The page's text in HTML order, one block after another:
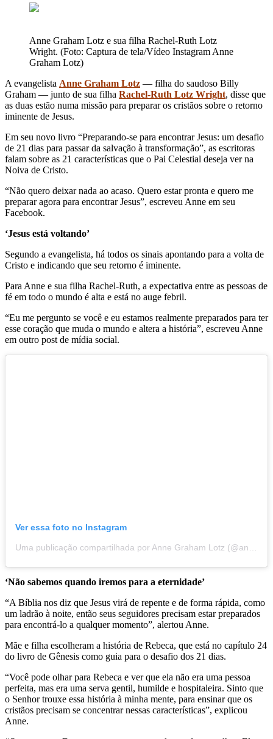
Anne Graham Lotz e sua filha Rachel-Ruth Lotz
Wright. (Foto: Captura de tela/Vídeo Instagram Anne
Graham Lotz)
A evangelista Anne Graham Lotz — filha do saudoso Billy
Graham — junto de sua filha Rachel-Ruth Lotz Wright, disse que
as duas estão numa missão para preparar os cristãos sobre o retorno
iminente de Jesus.
Em seu novo livro “Preparando-se para encontrar Jesus: um desafio
de 21 dias para passar da salvação à transformação”, as escritoras
falam sobre as 21 características que o Pai Celestial deseja ver na
Noiva de Cristo.
“Não quero deixar nada ao acaso. Quero estar pronta e quero me
preparar agora para encontrar Jesus”, escreveu Anne em seu
Facebook.
‘Jesus está voltando’
Segundo a evangelista, há todos os sinais apontando para a volta de
Cristo e indicando que seu retorno é iminente.
Para Anne e sua filha Rachel-Ruth, a expectativa entre as pessoas de
fé em todo o mundo é alta e está no auge febril.
“Eu me pergunto se você e eu estamos realmente preparados para ter
esse coração que muda o mundo e altera a história”, escreveu Anne
em outro post de mídia social.
Ver essa foto no Instagram
‘Não sabemos quando iremos para a eternidade’
“A Bíblia nos diz que Jesus virá de repente e de forma rápida, como
um ladrão à noite, então seus seguidores precisam estar preparados
para encontrá-lo a qualquer momento”, alertou Anne.
Mãe e filha escolheram a história de Rebeca, que está no capítulo 24
do livro de Gênesis como guia para o desafio dos 21 dias.
“Você pode olhar para Rebeca e ver que ela não era uma pessoa
perfeita, mas era uma serva gentil, humilde e hospitaleira. Sinto que
o Senhor trouxe essa história à minha mente, para ensinar que os
cristãos precisam se concentrar nessas características”, explicou
Anne.